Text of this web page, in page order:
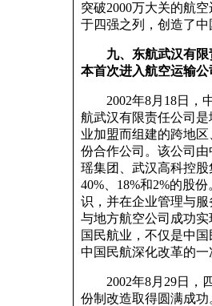
突破2000万大关的航
于四强之列，创造了
九、东航武汉有
本首次进入航空运输公
2002年8月18日，中
航武汉有限责任公司
业加盟而组建的跨地
份合作公司。该公司
瑶集团、武汉高科控
40%、18%和2%的股
识，并在企业管理与
与地方航空公司成功
国民航业，不仅是中
中国民航深化改革的
2002年8月29日，四
份制改造取得圆满成